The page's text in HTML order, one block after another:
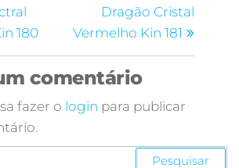
180
Dragão Cristal
Vermelho Kin 181
comentário
fazer o login para publicar